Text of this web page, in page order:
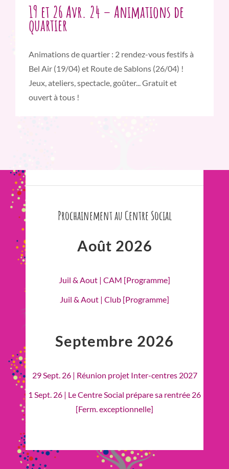
19 et 26 Avr. 24 – Animations de
quartier
Animations de quartier : 2 rendez-vous festifs à
Bel Air (19/04) et Route de Sablons (26/04) !
Jeux, ateliers, spectacle, goûter... Gratuit et
ouvert à tous !
Prochainement au Centre Social
Août 2026
Juil & Aout | CAM [Programme]
Juil & Aout | Club [Programme]
Septembre 2026
29 Sept. 26 | Réunion projet Inter-centres 2027
1 Sept. 26 | Le Centre Social prépare sa rentrée 26
[Ferm. exceptionnelle]